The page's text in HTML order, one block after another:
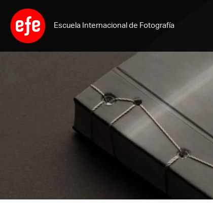
contenido
Escuela Internacional de Fotografía